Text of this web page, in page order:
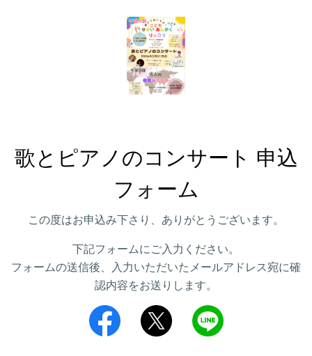
歌とピアノのコンサート 申込
フォーム
この度はお申込み下さり、ありがとうございます。
下記フォームにご入力ください。
フォームの送信後、入力いただいたメールアドレス宛に確
認内容をお送りします。